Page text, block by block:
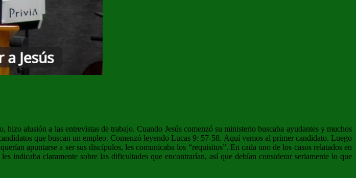
alusión a las entrevistas de trabajo. Cuando Jesús comenzó su ministerio buscaba ayudantes y muchos
que buscan un empleo. Comenzó leyendo Lucas 9: 57-58. Aquí vemos al primer candidato. Luego
apuntarse a ser sus discípulos, les comunicaba los “requisitos”. En cada uno de los casos relatados en
indicaba claramente sobre las dificultades que encontrarían, así que debían considerar seriamente lo que